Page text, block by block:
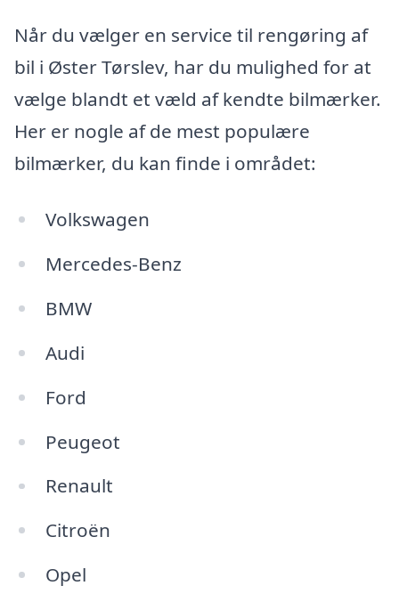
Når du vælger en service til rengøring af
bil i Øster Tørslev, har du mulighed for at
vælge blandt et væld af kendte bilmærker.
Her er nogle af de mest populære
bilmærker, du kan finde i området:
Volkswagen
Mercedes-Benz
BMW
Audi
Ford
Peugeot
Renault
Citroën
Opel